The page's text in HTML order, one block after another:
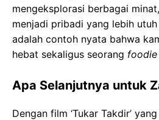
mengeksplorasi berbagai
menjadi pribadi yang lebih
adalah contoh nyata bahwa
hebat sekaligus seorang foodie
Apa Selanjutnya untuk
Dengan film ‘Tukar Takdir’